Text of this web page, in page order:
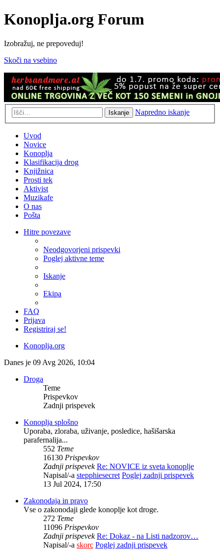
Konoplja.org Forum
Izobražuj, ne prepoveduj!
Skoči na vsebino
Iskanje Napredno iskanje
Uvod
Novice
Konoplja
Klasifikacija drog
Knjižnica
Prosti tek
Aktivist
Muzikafe
O nas
Pošta
Hitre povezave
Neodgovorjeni prispevki
Poglej aktivne teme
Iskanje
Ekipa
FAQ
Prijava
Registriraj se!
Konoplja.org
Danes je 09 Avg 2026, 10:04
Droga
Teme
Prispevkov
Zadnji prispevek
Konoplja splošno
Uporaba, zloraba, uživanje, posledice, hašišarska
parafernalija...
552 Teme
16130 Prispevkov
Zadnji prispevek Re: NOVICE iz sveta konoplje
Napisal/-a stepphiesecret Poglej zadnji prispevek
13 Jul 2024, 17:50
Zakonodaja in pravo
Vse o zakonodaji glede konoplje kot droge.
272 Teme
11096 Prispevkov
Zadnji prispevek Re: Dokaz - na Listi nadzorov…
Napisal/-a skorc Poglej zadnji prispevek